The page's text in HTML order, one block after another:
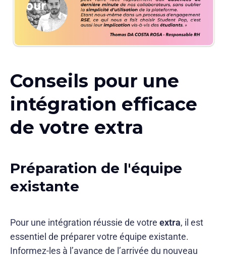
Conseils pour une
intégration efficace
de votre extra
Préparation de l'équipe
existante
Pour une intégration réussie de votre extra, il est
essentiel de préparer votre équipe existante.
Informez-les à l’avance de l’arrivée du nouveau